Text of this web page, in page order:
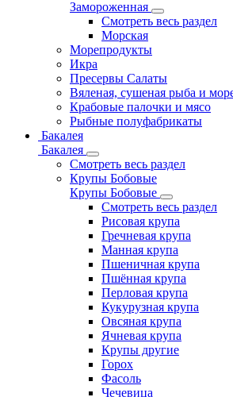
Замороженная
Смотреть весь раздел
Морская
Морепродукты
Икра
Пресервы Салаты
Вяленая, сушеная рыба и
Крабовые палочки и мясо
Рыбные полуфабрикаты
Бакалея
Бакалея
Смотреть весь раздел
Крупы Бобовые
Крупы Бобовые
Смотреть весь раздел
Рисовая крупа
Гречневая крупа
Манная крупа
Пшеничная крупа
Пшённая крупа
Перловая крупа
Кукурузная крупа
Овсяная крупа
Ячневая крупа
Крупы другие
Горох
Фасоль
Чечевица